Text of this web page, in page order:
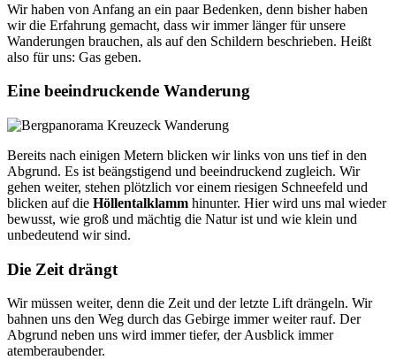
Wir haben von Anfang an ein paar Bedenken, denn bisher haben
wir die Erfahrung gemacht, dass wir immer länger für unsere
Wanderungen brauchen, als auf den Schildern beschrieben. Heißt
also für uns: Gas geben.
Eine beeindruckende Wanderung
Bereits nach einigen Metern blicken wir links von uns tief in den
Abgrund. Es ist beängstigend und beeindruckend zugleich. Wir
gehen weiter, stehen plötzlich vor einem riesigen Schneefeld und
blicken auf die Höllentalklamm hinunter. Hier wird uns mal wieder
bewusst, wie groß und mächtig die Natur ist und wie klein und
unbedeutend wir sind.
Die Zeit drängt
Wir müssen weiter, denn die Zeit und der letzte Lift drängeln. Wir
bahnen uns den Weg durch das Gebirge immer weiter rauf. Der
Abgrund neben uns wird immer tiefer, der Ausblick immer
atemberaubender.